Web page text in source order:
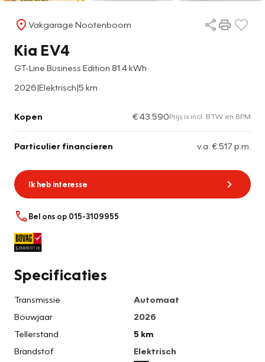
Vakgarage Nootenboom
Kia EV4
GT-Line Business Edition 81.4 kWh
2026|Elektrisch|5 km
Kopen € 43.590Prijs is incl. BTW en BPM
Particulier financieren v.a. € 517 p.m.
Ik heb interesse
Bel ons op 015-3109955
Specificaties
Transmissie
Automaat
Bouwjaar
2026
Tellerstand
5 km
Brandstof
Elektrisch